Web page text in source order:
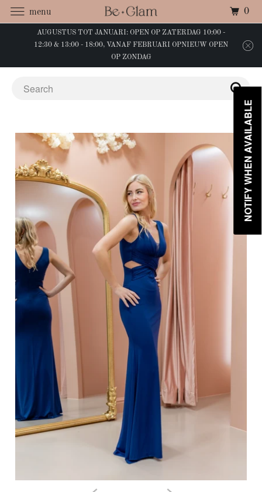
AUGUSTUS TOT JANUARI: OPEN OP ZATERDAG 10:00 -
12:30 & 13:00 - 18:00, VANAF FEBRUARI OPNIEUW OPEN
OP ZONDAG
menu 0
NOTIFY WHEN AVAILABLE